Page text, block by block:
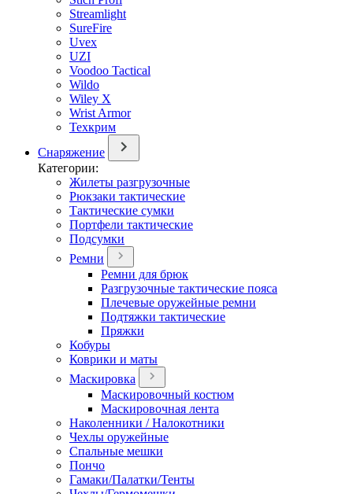
Streamlight
SureFire
Uvex
UZI
Voodoo Tactical
Wildo
Wiley X
Wrist Armor
Техкрим
Снаряжение
Категории:
Жилеты разгрузочные
Рюкзаки тактические
Тактические сумки
Портфели тактические
Подсумки
Ремни
Ремни для брюк
Разгрузочные тактические пояса
Плечевые оружейные ремни
Подтяжки тактические
Пряжки
Кобуры
Коврики и маты
Маскировка
Маскировочный костюм
Маскировочная лента
Наколенники / Налокотники
Чехлы оружейные
Спальные мешки
Пончо
Гамаки/Палатки/Тенты